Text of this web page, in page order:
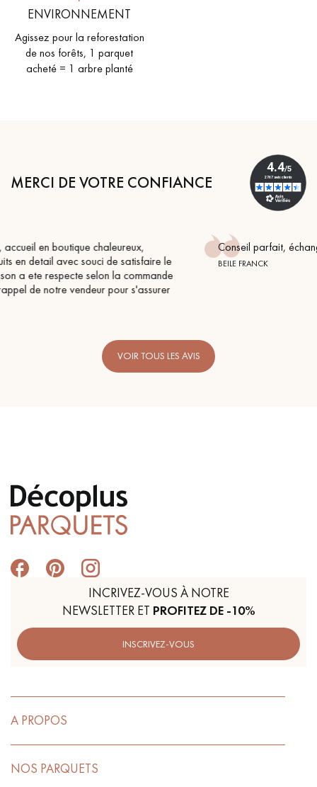
ENVIRONNEMENT
Agissez pour la reforestation
de nos forêts, 1 parquet
acheté = 1 arbre planté
MERCI DE VOTRE CONFIANCE
Conseil parfait, échanges fluides. Je recommande totalement
BEILE FRANCK
VOIR TOUS LES AVIS
INCRIVEZ-VOUS À NOTRE
NEWSLETTER ET PROFITEZ DE -10%
INSCRIVEZ-VOUS
A PROPOS
NOS PARQUETS